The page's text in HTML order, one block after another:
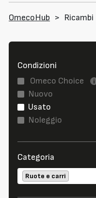
OmecoHub > Ricambi
Condizioni
Omeco Choice
Nuovo
Usato
Noleggio
Categoria
Ruote e carri